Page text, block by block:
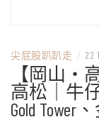
尖屁股趴趴走 / 22
【岡山・
高松｜牛
Gold Tower